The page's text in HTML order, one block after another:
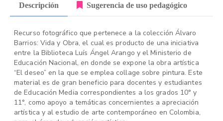
Descripción Sugerencia de uso pedagógico
Recurso fotográfico que pertenece a la colección Álvaro
Barrios: Vida y Obra, el cual es producto de una iniciativa
entre la Biblioteca Luís Ángel Arango y el Ministerio de
Educación Nacional, en donde se expone la obra artística
“El deseo” en la que se emplea collage sobre pintura. Este
material es de gran beneficio para docentes y estudiantes
de Educación Media correspondientes a los grados 10° y
11°, como apoyo a temáticas concernientes a apreciación
artística y al estudio de arte contemporáneo en Colombia,